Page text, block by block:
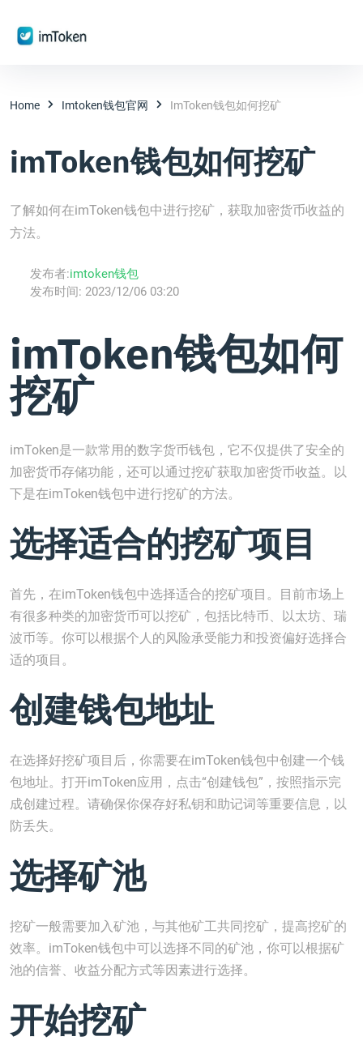
Home Imtoken钱包官网 ImToken钱包如何挖矿
imToken钱包如何挖矿
了解如何在imToken钱包中进行挖矿，获取加密货币收益的
方法。
发布者:imtoken钱包
发布时间: 2023/12/06 03:20
imToken钱包如何
挖矿
imToken是一款常用的数字货币钱包，它不仅提供了安全的
加密货币存储功能，还可以通过挖矿获取加密货币收益。以
下是在imToken钱包中进行挖矿的方法。
选择适合的挖矿项目
首先，在imToken钱包中选择适合的挖矿项目。目前市场上
有很多种类的加密货币可以挖矿，包括比特币、以太坊、瑞
波币等。你可以根据个人的风险承受能力和投资偏好选择合
适的项目。
创建钱包地址
在选择好挖矿项目后，你需要在imToken钱包中创建一个钱
包地址。打开imToken应用，点击“创建钱包”，按照指示完
成创建过程。请确保你保存好私钥和助记词等重要信息，以
防丢失。
选择矿池
挖矿一般需要加入矿池，与其他矿工共同挖矿，提高挖矿的
效率。imToken钱包中可以选择不同的矿池，你可以根据矿
池的信誉、收益分配方式等因素进行选择。
开始挖矿